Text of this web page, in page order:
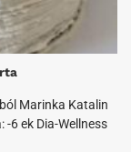
Marinka Katalin
6 ek Dia-Wellness